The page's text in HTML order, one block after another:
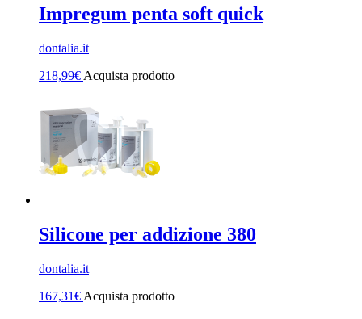
Impregum penta soft quick
dontalia.it
218,99€ Acquista prodotto
Silicone per addizione 380
dontalia.it
167,31€ Acquista prodotto